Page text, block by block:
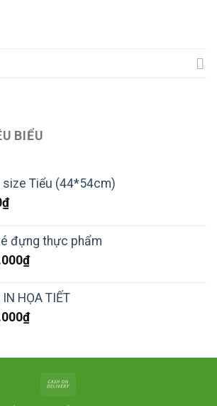
BIỂU
size Tiểu (44*54cm)
₫
đựng thực phẩm
₫
HỌA TIẾT
₫